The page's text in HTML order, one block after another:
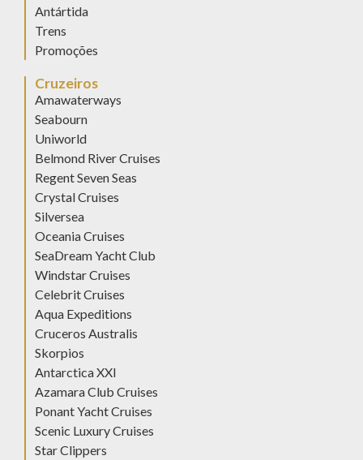
Antártida
Trens
Promoções
Cruzeiros
Amawaterways
Seabourn
Uniworld
Belmond River Cruises
Regent Seven Seas
Crystal Cruises
Silversea
Oceania Cruises
SeaDream Yacht Club
Windstar Cruises
Celebrit Cruises
Aqua Expeditions
Cruceros Australis
Skorpios
Antarctica XXI
Azamara Club Cruises
Ponant Yacht Cruises
Scenic Luxury Cruises
Star Clippers